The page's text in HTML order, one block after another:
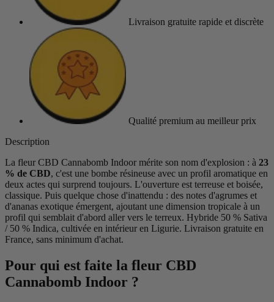
Livraison gratuite rapide et discrète
Qualité premium au meilleur prix
Description
La fleur CBD Cannabomb Indoor mérite son nom d'explosion : à 23
% de CBD, c'est une bombe résineuse avec un profil aromatique en
deux actes qui surprend toujours. L'ouverture est terreuse et boisée,
classique. Puis quelque chose d'inattendu : des notes d'agrumes et
d'ananas exotique émergent, ajoutant une dimension tropicale à un
profil qui semblait d'abord aller vers le terreux. Hybride 50 % Sativa
/ 50 % Indica, cultivée en intérieur en Ligurie. Livraison gratuite en
France, sans minimum d'achat.
Pour qui est faite la fleur CBD
Cannabomb Indoor ?